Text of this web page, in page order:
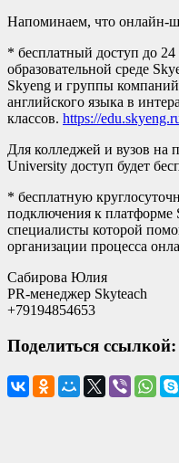
Напоминаем, что онлайн-
* бесплатный доступ до
образовательной среде
Skyeng и группы
английского языка в
классов. https://
Для колледжей и вузов на
University доступ будет
* бесплатную
подключения к платформе
специалисты которой
организации процесса
Сабирова Юлия
PR-менеджер Skyteach
+79194854653
Поделиться ссылкой: